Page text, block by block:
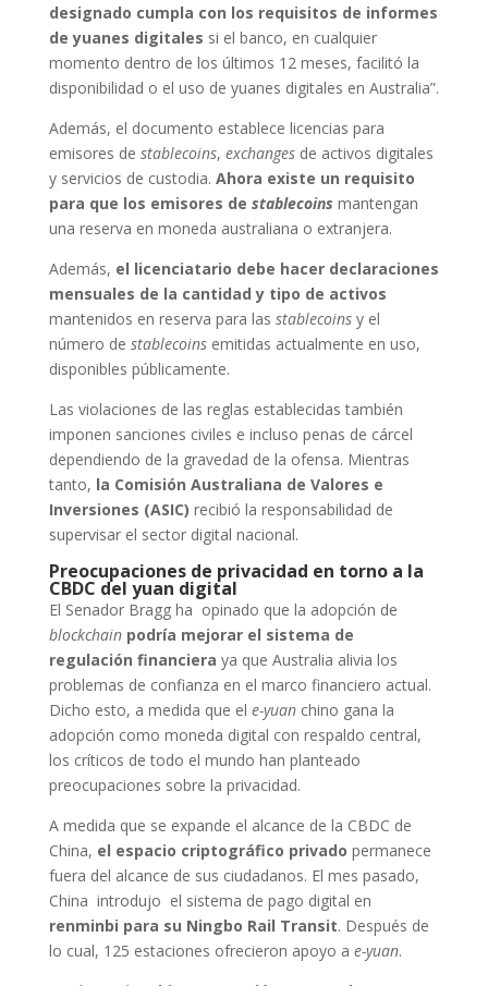
designado cumpla con los requisitos de informes
de yuanes digitales si el banco, en cualquier
momento dentro de los últimos 12 meses, facilitó la
disponibilidad o el uso de yuanes digitales en Australia”.
Además, el documento establece licencias para
emisores de stablecoins, exchangesde activos digitales
y servicios de custodia. Ahora existe un requisito
para que los emisores de stablecoins mantengan
una reserva en moneda australiana o extranjera.
Además, el licenciatario debe hacer declaraciones
mensuales de la cantidad y tipo de activos
mantenidos en reserva para las stablecoinsy el
número de stablecoinsemitidas actualmente en uso,
disponibles públicamente.
Las violaciones de las reglas establecidas también
imponen sanciones civiles e incluso penas de cárcel
dependiendo de la gravedad de la ofensa. Mientras
tanto, la Comisión Australiana de Valores e
Inversiones (ASIC) recibió la responsabilidad de
supervisar el sector digital nacional.
Preocupaciones de privacidad en torno a la
CBDC del yuan digital
El Senador Bragg ha opinado que la adopción de
blockchain podría mejorar el sistema de
regulación financiera ya que Australia alivia los
problemas de confianza en el marco financiero actual.
Dicho esto, a medida que el e-yuanchino gana la
adopción como moneda digital con respaldo central,
los críticos de todo el mundo han planteado
preocupaciones sobre la privacidad.
A medida que se expande el alcance de la CBDC de
China, el espacio criptográfico privado permanece
fuera del alcance de sus ciudadanos. El mes pasado,
China introdujo el sistema de pago digital en
renminbi para su Ningbo Rail Transit. Después de
lo cual, 125 estaciones ofrecieron apoyo a e-yuan.